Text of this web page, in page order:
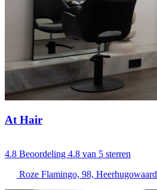
At Hair
4.8 Beoordeling 4.8 van 5 sterren
Roze Flamingo, 98, Heerhugowaard